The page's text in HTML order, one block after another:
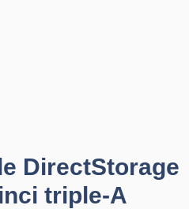
DirectStorage
triple-A